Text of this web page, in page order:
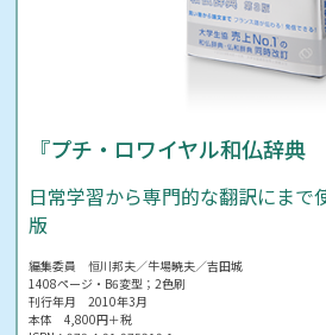
『プチ・ロワイヤル和仏辞典
日常学習から専門的な翻訳にまで
版
編集委員 恒川邦夫／牛場暁夫／吉田城
1408ページ・B6変型；2色刷
刊行年月 2010年3月
本体 4,800円＋税